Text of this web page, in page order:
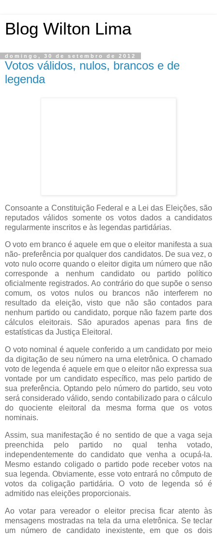
Blog Wilton Lima
domingo, 30 de setembro de 2012
Votos válidos, nulos, brancos e de
legenda
Consoante a Constituição Federal e a Lei das Eleições, são
reputados válidos somente os votos dados a candidatos
regularmente inscritos e às legendas partidárias.
O voto em branco é aquele em que o eleitor manifesta a sua
não- preferência por qualquer dos candidatos. De sua vez, o
voto nulo ocorre quando o eleitor digita um número que não
corresponde a nenhum candidato ou partido político
oficialmente registrados. Ao contrário do que supõe o senso
comum, os votos nulos ou brancos não interferem no
resultado da eleição, visto que não são contados para
nenhum partido ou candidato, porque não fazem parte dos
cálculos eleitorais. São apurados apenas para fins de
estatísticas da Justiça Eleitoral.
O voto nominal é aquele conferido a um candidato por meio
da digitação de seu número na urna eletrônica. O chamado
voto de legenda é aquele em que o eleitor não expressa sua
vontade por um candidato específico, mas pelo partido de
sua preferência. Optando pelo número do partido, seu voto
será considerado válido, sendo contabilizado para o cálculo
do quociente eleitoral da mesma forma que os votos
nominais.
Assim, sua manifestação é no sentido de que a vaga seja
preenchida pelo partido no qual tenha votado,
independentemente do candidato que venha a ocupá-la.
Mesmo estando coligado o partido pode receber votos na
sua legenda. Obviamente, esse voto entrará no cômputo de
votos da coligação partidária. O voto de legenda só é
admitido nas eleições proporcionais.
Ao votar para vereador o eleitor precisa ficar atento às
mensagens mostradas na tela da urna eletrônica. Se teclar
um número de candidato inexistente, em que os dois